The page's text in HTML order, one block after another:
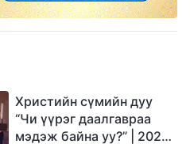
Христийн сүмийн дуу
“Чи үүрэг даалгавраа
мэдэж байна уу?” | 2026